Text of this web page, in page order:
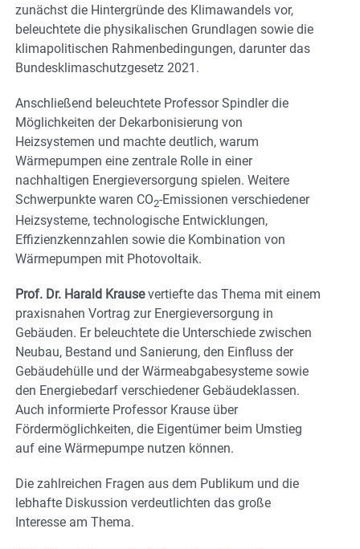
zunächst die Hintergründe des Klimawandels vor,
beleuchtete die physikalischen Grundlagen sowie die
klimapolitischen Rahmenbedingungen, darunter das
Bundesklimaschutzgesetz 2021.
Anschließend beleuchtete Professor Spindler die
Möglichkeiten der Dekarbonisierung von
Heizsystemen und machte deutlich, warum
Wärmepumpen eine zentrale Rolle in einer
nachhaltigen Energieversorgung spielen. Weitere
Schwerpunkte waren CO2-Emissionen verschiedener
Heizsysteme, technologische Entwicklungen,
Effizienzkennzahlen sowie die Kombination von
Wärmepumpen mit Photovoltaik.
Prof. Dr. Harald Krausevertiefte das Thema mit einem
praxisnahen Vortrag zur Energieversorgung in
Gebäuden. Er beleuchtete die Unterschiede zwischen
Neubau, Bestand und Sanierung, den Einfluss der
Gebäudehülle und der Wärmeabgabesysteme sowie
den Energiebedarf verschiedener Gebäudeklassen.
Auch informierte Professor Krause über
Fördermöglichkeiten, die Eigentümer beim Umstieg
auf eine Wärmepumpe nutzen können.
Die zahlreichen Fragen aus dem Publikum und die
lebhafte Diskussion verdeutlichten das große
Interesse am Thema.